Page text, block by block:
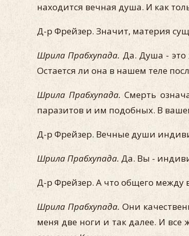
находится вечная душа. И как
Д-р Фрейзер. Значит, материя
Шрила Прабхупада. Да. Душа - это
Остается ли она в нашем теле
Шрила Прабхупада. Смерть
паразитов и им подобных. В
Д-р Фрейзер. Вечные души
Шрила Прабхупада. Да. Вы -
Д-р Фрейзер. А что общего
Шрила Прабхупада. Они
меня две ноги и так далее. И